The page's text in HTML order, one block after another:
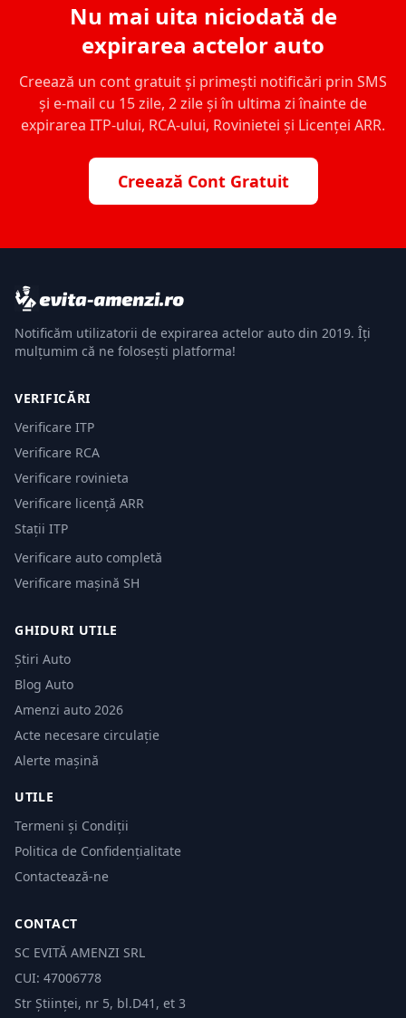
Nu mai uita niciodată de
expirarea actelor auto
Creează un cont gratuit și primești notificări prin SMS
și e-mail cu 15 zile, 2 zile și în ultima zi înainte de
expirarea ITP-ului, RCA-ului, Rovinietei și Licenței ARR.
Creează Cont Gratuit
Notificăm utilizatorii de expirarea actelor auto din 2019. Îți
mulțumim că ne folosești platforma!
VERIFICĂRI
Verificare ITP
Verificare RCA
Verificare rovinieta
Verificare licență ARR
Stații ITP
Verificare auto completă
Verificare mașină SH
GHIDURI UTILE
Știri Auto
Blog Auto
Amenzi auto 2026
Acte necesare circulație
Alerte mașină
UTILE
Termeni și Condiții
Politica de Confidențialitate
Contactează-ne
CONTACT
SC EVITĂ AMENZI SRL
CUI: 47006778
Str Științei, nr 5, bl.D41, et 3